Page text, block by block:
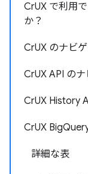
CrUX で利用
か？
CrUX のナビ
CrUX API の
CrUX History
CrUX
詳細な表